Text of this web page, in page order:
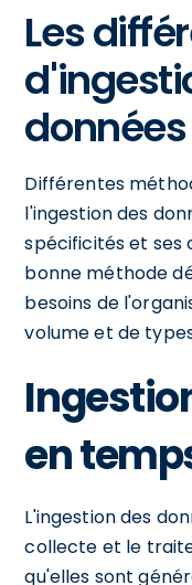
Les
données
Différentes
l'ingestion des
spécificités et ses
bonne méthode
besoins de
volume et de
en
L'ingestion des
collecte et le
qu'elles sont